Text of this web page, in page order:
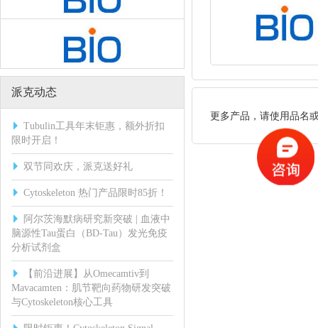
派克动态
Tubulin工具年末钜惠，额外折扣
限时开启！
双节同欢庆，派克送好礼
Cytoskeleton 热门产品限时85折！
阿尔茨海默病研究新突破 | 血液中
脑源性Tau蛋白（BD-Tau）发光免疫
分析试剂盒
【前沿进展】从Omecamtiv到
Mavacamten：肌节靶向药物研发突破
与Cytoskeleton核心工具
更多产品，请使用品名